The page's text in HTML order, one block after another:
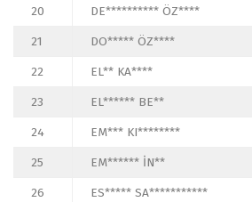
20
DE********** ÖZ****
21
DO***** ÖZ****
22
EL** KA****
23
EL****** BE**
24
EM*** KI********
25
EM****** İN**
26
ES***** SA***********